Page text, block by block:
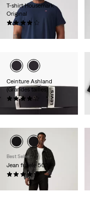
T-shirt Housemark
Original
25,00 €
Ceinture Ashland
(Grandes tailles)
(17)
39,00 €
Best Seller
Jean fuselé 502™
(1204)
110,00 €